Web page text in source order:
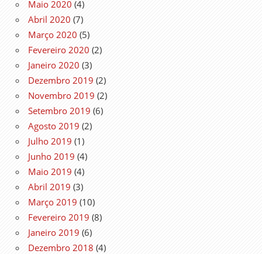
Maio 2020 (4)
Abril 2020 (7)
Março 2020 (5)
Fevereiro 2020 (2)
Janeiro 2020 (3)
Dezembro 2019 (2)
Novembro 2019 (2)
Setembro 2019 (6)
Agosto 2019 (2)
Julho 2019 (1)
Junho 2019 (4)
Maio 2019 (4)
Abril 2019 (3)
Março 2019 (10)
Fevereiro 2019 (8)
Janeiro 2019 (6)
Dezembro 2018 (4)